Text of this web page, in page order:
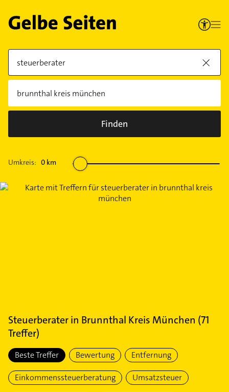
Finden
Umkreis: 0 km
Steuerberaterin Brunnthal Kreis München (71
Treffer)
Beste Treffer Bewertung Entfernung
Einkommenssteuerberatung Umsatzsteuer